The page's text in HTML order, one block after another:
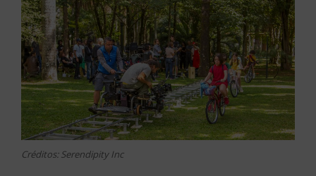
Créditos: Serendipity Inc